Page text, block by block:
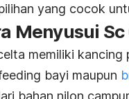
yang cocok
Menyusui Sc
memiliki
bayi maupun
bahan nilon